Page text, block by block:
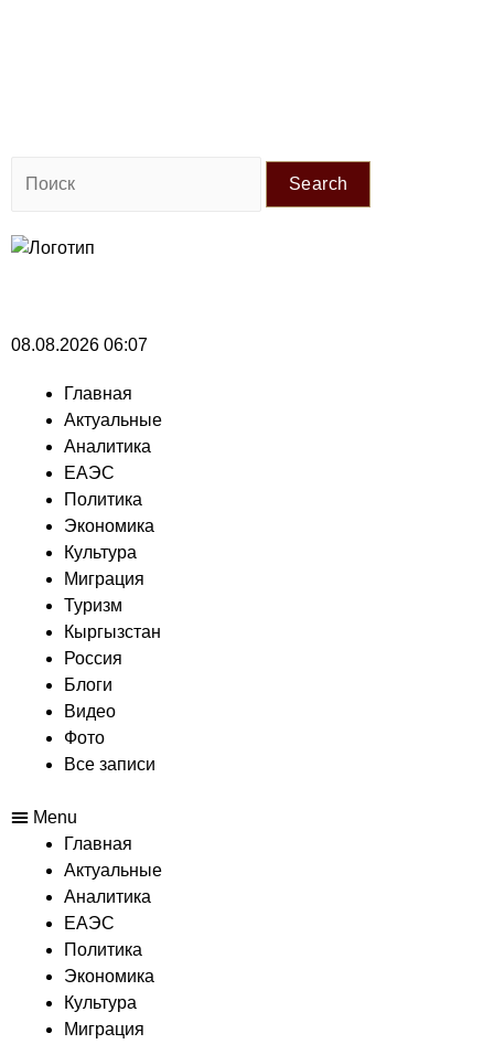
Search
08.08.2026 06:07
Главная
Актуальные
Аналитика
ЕАЭС
Политика
Экономика
Культура
Миграция
Туризм
Кыргызстан
Россия
Блоги
Видео
Фото
Все записи
Menu
Главная
Актуальные
Аналитика
ЕАЭС
Политика
Экономика
Культура
Миграция